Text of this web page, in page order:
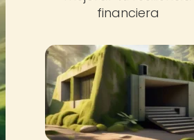
financiera